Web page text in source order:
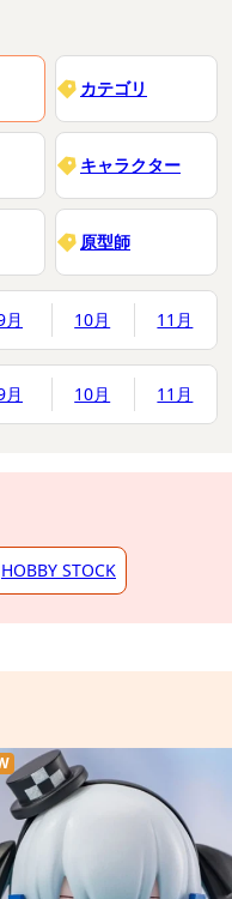
カテゴリ
キャラクター
原型師
月 10月 11月
月 10月 11月
HOBBY STOCK